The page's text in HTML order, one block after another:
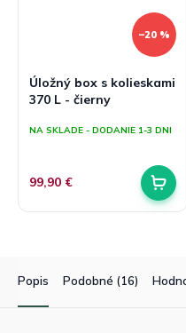
–20 %
Úložný box s kolieskami
370 L - čierny
NA SKLADE - DODANIE 1-3 DNI
99,90 €
Popis Podobné (16)